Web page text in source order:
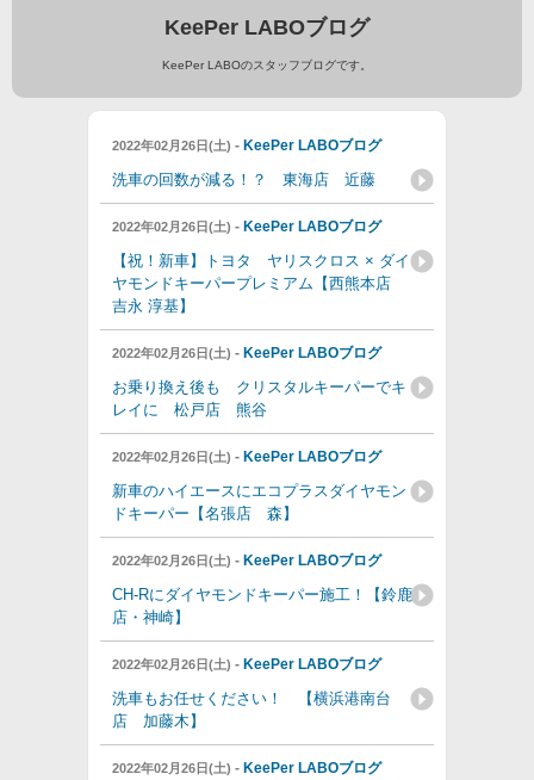
KeePer LABOブログ
KeePer LABOのスタッフブログです。
2022年02月26日(土) - KeePer LABOブログ
洗車の回数が減る！？ 東海店 近藤
2022年02月26日(土) - KeePer LABOブログ
【祝！新車】トヨタ ヤリスクロス × ダイ
ヤモンドキーパープレミアム【西熊本店
吉永 淳基】
2022年02月26日(土) - KeePer LABOブログ
お乗り換え後も クリスタルキーパーでキ
レイに 松戸店 熊谷
2022年02月26日(土) - KeePer LABOブログ
新車のハイエースにエコプラスダイヤモン
ドキーパー【名張店 森】
2022年02月26日(土) - KeePer LABOブログ
CH-Rにダイヤモンドキーパー施工！【鈴鹿
店・神崎】
2022年02月26日(土) - KeePer LABOブログ
洗車もお任せください！ 【横浜港南台
店 加藤木】
2022年02月26日(土) - KeePer LABOブログ